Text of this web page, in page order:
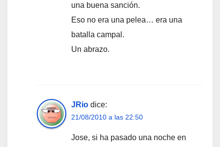
una buena sanción.
Eso no era una pelea… era una
batalla campal.
Un abrazo.
JRio dice:
21/08/2010 a las 22:50
Jose, si ha pasado una noche en